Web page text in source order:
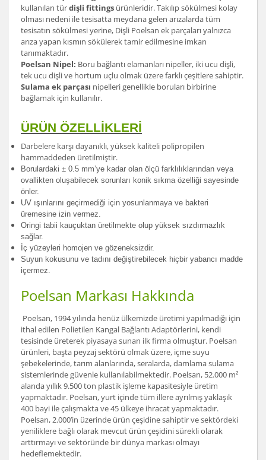
kullanılan türdişli fittings ürünleridir. Takılıp sökülmesi kolay
olması nedeni ile tesisatta meydana gelen arızalarda tüm
tesisatın sökülmesi yerine, Dişli Poelsan ek parçaları yalnızca
arıza yapan kısmın sökülerek tamir edilmesine imkan
tanımaktadır.
Poelsan Nipel: Boru bağlantı elamanları nipeller, iki ucu dişli,
tek ucu dişli ve hortum uçlu olmak üzere farklı çeşitlere sahiptir.
Sulama ek parçası nipelleri genellikle boruları birbirine
bağlamak için kullanılır.
ÜRÜN ÖZELLİKLERİ
Darbelere karşı dayanıklı, yüksek kaliteli polipropilen
hammaddeden üretilmiştir.
Borulardaki ± 0.5 mm’ye kadar olan ölçü farklılıklarından veya
ovallikten oluşabilecek sorunları konik sıkma özelliği sayesinde
önler.
UV ışınlarını geçirmediği için yosunlanmaya ve bakteri
üremesine izin vermez.
Oringi tabii kauçuktan üretilmekte olup yüksek sızdırmazlık
sağlar.
İç yüzeyleri homojen ve gözeneksizdir.
Suyun kokusunu ve tadını değiştirebilecek hiçbir yabancı madde
içermez.
Poelsan Markası Hakkında
Poelsan, 1994 yılında henüz ülkemizde üretimi yapılmadığı için
ithal edilen Polietilen Kangal Bağlantı Adaptörlerini, kendi
tesisinde üreterek piyasaya sunan ilk firma olmuştur. Poelsan
ürünleri, başta peyzaj sektörü olmak üzere, içme suyu
şebekelerinde, tarım alanlarında, seralarda, damlama sulama
sistemlerinde güvenle kullanılabilmektedir. Poelsan, 52.000 m²
alanda yıllık 9.500 ton plastik işleme kapasitesiyle üretim
yapmaktadır. Poelsan, yurt içinde tüm illere ayrılmış yaklaşık
400 bayi ile çalışmakta ve 45 ülkeye ihracat yapmaktadır.
Poelsan, 2.000’in üzerinde ürün çeşidine sahiptir ve sektördeki
yeniliklere bağlı olarak mevcut ürün çeşidini sürekli olarak
arttırmayı ve sektöründe bir dünya markası olmayı
hedeflemektedir.